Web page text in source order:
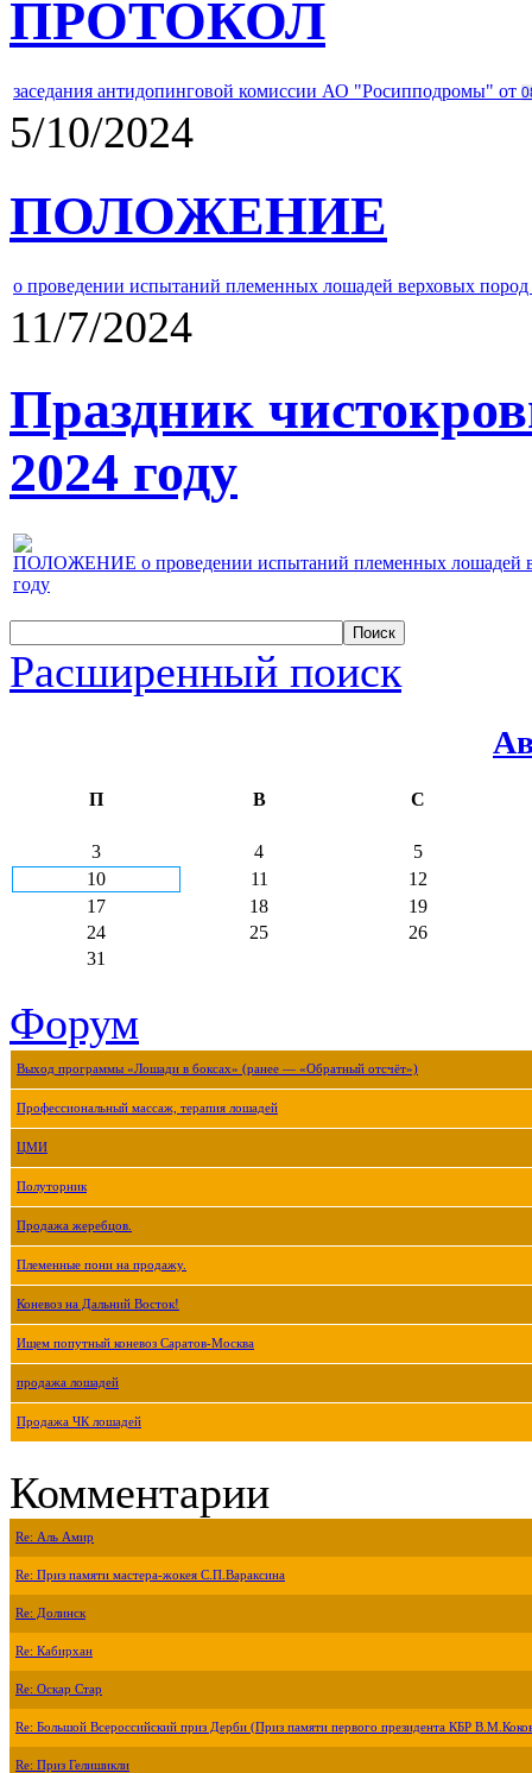
ПРОТОКОЛ
заседания антидопинговой комиссии АО "Росипподромы" от
5/10/2024
ПОЛОЖЕНИЕ
о проведении испытаний племенных лошадей верховых
11/7/2024
Праздник
2024 году
ПОЛОЖЕНИЕ о проведении испытаний племенных лошадей
году
Расширенный поиск
П В С
3 4
5
10
11
12
17
18
19
24
25
26
31
Форум
Выход программы «Лошади в боксах» (ранее — «Обратный отсчёт»)
Профессиональный массаж, терапия лошадей
ЦМИ
Полуторник
Продажа жеребцов.
Племенные пони на продажу.
Коневоз на Дальний Восток!
Ищем попутный коневоз Саратов-Москва
продажа лошадей
Продажа ЧК лошадей
Комментарии
Re: Аль Амир
Re: Приз памяти мастера-жокея С.П.Вараксина
Re: Долинск
Re: Кабирхан
Re: Оскар Стар
Re: Большой Всероссийский приз Дерби (Приз памяти первого президента КБР
Re: Приз Гелишикли